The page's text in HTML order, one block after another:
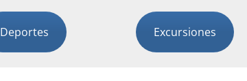
Deportes Excursiones